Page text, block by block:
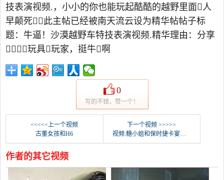
技表演视频.，小小的你也能玩起酷酷的越野里面人
早颠死，此主帖已经被南天流云设为精华帖帖子标
题：牛逼！沙漠越野车特技表演视频.精华理由：分享
，玩具玩家，挺牛啊
0
写的不错，赞一个！
<<<<<上一个视频
古董女孩和H6
下一个视频 >>>>>
视频:糖小姐和保时捷卡宴告别仪式
作者的其它视频